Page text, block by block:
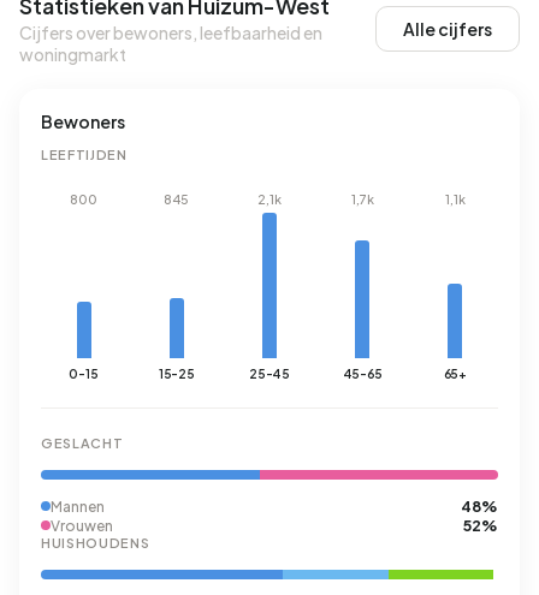
Cijfers over bewoners, leefbaarheid en
woningmarkt
Alle cijfers
Bewoners
LEEFTIJDEN
800
0-15
845
15-25
2,1k
25-45
1,7k
45-65
1,1k
65+
GESLACHT
Mannen 48%
Vrouwen 52%
HUISHOUDENS